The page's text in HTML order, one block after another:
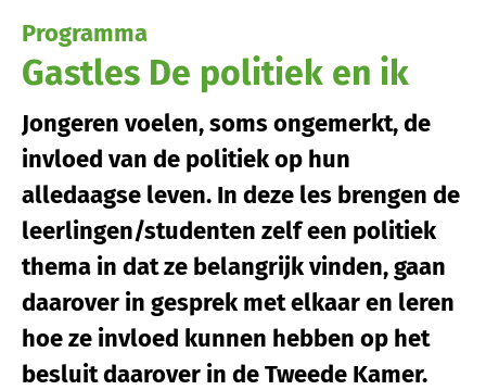
Programma
Gastles De politiek en ik
Jongeren voelen, soms ongemerkt, de
invloed van de politiek op hun
alledaagse leven. In deze les brengen de
leerlingen/studenten zelf een politiek
thema in dat ze belangrijk vinden, gaan
daarover in gesprek met elkaar en leren
hoe ze invloed kunnen hebben op het
besluit daarover in de Tweede Kamer.